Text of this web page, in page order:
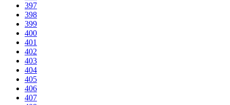
397
398
399
400
401
402
403
404
405
406
407